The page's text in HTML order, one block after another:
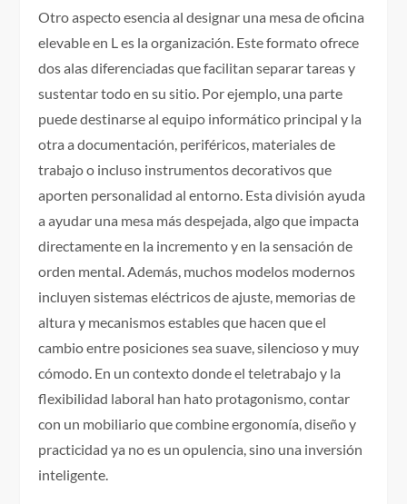
Otro aspecto esencia al designar una mesa de oficina
elevable en L es la organización. Este formato ofrece
dos alas diferenciadas que facilitan separar tareas y
sustentar todo en su sitio. Por ejemplo, una parte
puede destinarse al equipo informático principal y la
otra a documentación, periféricos, materiales de
trabajo o incluso instrumentos decorativos que
aporten personalidad al entorno. Esta división ayuda
a ayudar una mesa más despejada, algo que impacta
directamente en la incremento y en la sensación de
orden mental. Además, muchos modelos modernos
incluyen sistemas eléctricos de ajuste, memorias de
altura y mecanismos estables que hacen que el
cambio entre posiciones sea suave, silencioso y muy
cómodo. En un contexto donde el teletrabajo y la
flexibilidad laboral han hato protagonismo, contar
con un mobiliario que combine ergonomía, diseño y
practicidad ya no es un opulencia, sino una inversión
inteligente.